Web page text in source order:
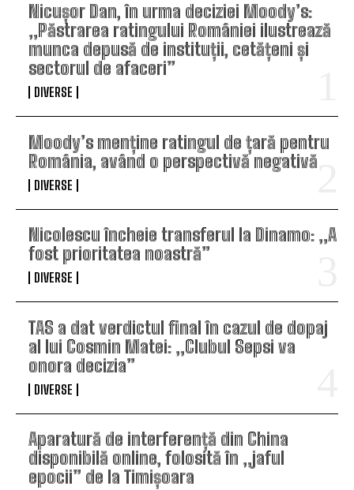
Nicușor Dan, în urma deciziei Moody’s:
„Păstrarea ratingului României ilustrează
munca depusă de instituții, cetățeni și
sectorul de afaceri”
DIVERSE
Moody’s menține ratingul de țară pentru
România, având o perspectivă negativă
DIVERSE
Nicolescu încheie transferul la Dinamo: „A
fost prioritatea noastră”
DIVERSE
TAS a dat verdictul final în cazul de dopaj
al lui Cosmin Matei: „Clubul Sepsi va
onora decizia”
DIVERSE
Aparatură de interferență din China
disponibilă online, folosită în „jaful
epocii” de la Timișoara